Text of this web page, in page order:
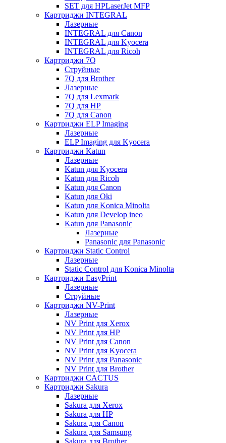
SET для HPLaserJet MFP
Картриджи INTEGRAL
Лазерные
INTEGRAL для Canon
INTEGRAL для Kyocera
INTEGRAL для Ricoh
Картриджи 7Q
Струйные
7Q для Brother
Лазерные
7Q для Lexmark
7Q для HP
7Q для Canon
Картриджи ELP Imaging
Лазерные
ELP Imaging для Kyocera
Картриджи Katun
Лазерные
Katun для Kyocera
Katun для Ricoh
Katun для Canon
Katun для Oki
Katun для Konica Minolta
Katun для Develop ineo
Katun для Panasonic
Лазерные
Panasonic для Panasonic
Картриджи Static Control
Лазерные
Static Control для Konica Minolta
Картриджи EasyPrint
Лазерные
Струйные
Картриджи NV-Print
Лазерные
NV Print для Xerox
NV Print для HP
NV Print для Canon
NV Print для Kyocera
NV Print для Panasonic
NV Print для Brother
Картриджи CACTUS
Картриджи Sakura
Лазерные
Sakura для Xerox
Sakura для HP
Sakura для Canon
Sakura для Samsung
Sakura для Brother